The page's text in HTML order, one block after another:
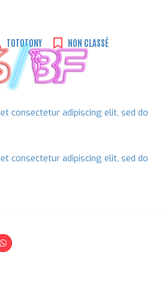
TOTOTONY NON CLASSÉ
consectetur adipiscing elit, sed do
consectetur adipiscing elit, sed do